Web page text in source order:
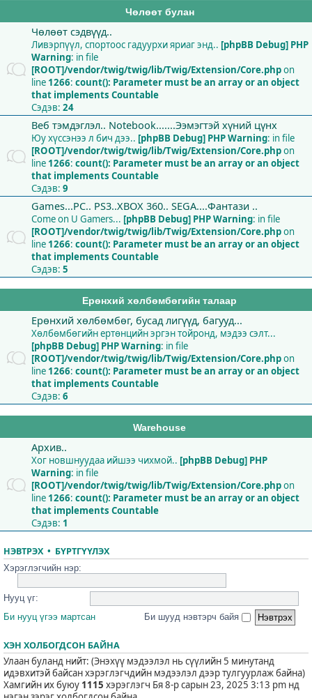
Чөлөөт булан
Чөлөөт сэдвүүд..
Ливэрпүүл, спортоос гадуурхи яриаг энд.. [phpBB Debug] PHP
Warning: in file
[ROOT]/vendor/twig/twig/lib/Twig/Extension/Core.phpon
line 1266: count(): Parameter must be an array or an object
that implements Countable
Сэдэв: 24
Веб тэмдэглэл.. Notebook.......Ээмэгтэй хүний цүнх
Юу хүссэнээ л бич дээ.. [phpBB Debug] PHP Warning: in file
[ROOT]/vendor/twig/twig/lib/Twig/Extension/Core.phpon
line 1266: count(): Parameter must be an array or an object
that implements Countable
Сэдэв: 9
Games...PC.. PS3..XBOX 360.. SEGA....Фантази ..
Come on U Gamers... [phpBB Debug] PHP Warning: in file
[ROOT]/vendor/twig/twig/lib/Twig/Extension/Core.phpon
line 1266: count(): Parameter must be an array or an object
that implements Countable
Сэдэв: 5
Ерөнхий хөлбөмбөгийн талаар
Ерөнхий хөлбөмбөг, бусад лигүүд, багууд...
Хөлбөмбөгийн ертөнцийн эргэн тойронд, мэдээ сэлт...
[phpBB Debug] PHP Warning: in file
[ROOT]/vendor/twig/twig/lib/Twig/Extension/Core.phpon
line 1266: count(): Parameter must be an array or an object
that implements Countable
Сэдэв: 6
Warehouse
Архив..
Хог новшнуудаа ийшээ чихмой.. [phpBB Debug] PHP
Warning: in file
[ROOT]/vendor/twig/twig/lib/Twig/Extension/Core.phpon
line 1266: count(): Parameter must be an array or an object
that implements Countable
Сэдэв: 1
НЭВТРЭХ• БҮРТГҮҮЛЭХ
Хэрэглэгчийн нэр:
Нууц үг:
Би нууц үгээ мартсан
Би шууд нэвтэрч байя
ХЭН ХОЛБОГДСОН БАЙНА
Улаан буланд нийт: (Энэхүү мэдээлэл нь сүүлийн 5 минутанд
идэвхитэй байсан хэрэглэгчдийн мэдээлэл дээр тулгуурлаж байна)
Хамгийн их буюу 1115 хэрэглэгч Бя 8-р сарын 23, 2025 3:13 pm нд